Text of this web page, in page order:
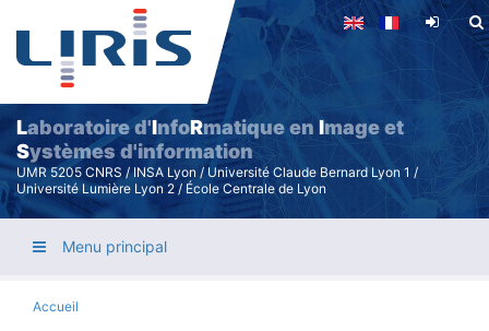
Aller
contenu
principal
Laboratoire d'InfoRmatique en Image et
Systèmes d'information
UMR 5205 CNRS / INSA Lyon / Université Claude Bernard Lyon 1 /
Université Lumière Lyon 2 / École Centrale de Lyon
Menu principal
Accueil